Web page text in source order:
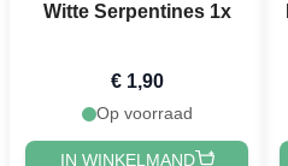
Witte Serpentines 1x
€ 1,90
Op voorraad
IN WINKELMAND